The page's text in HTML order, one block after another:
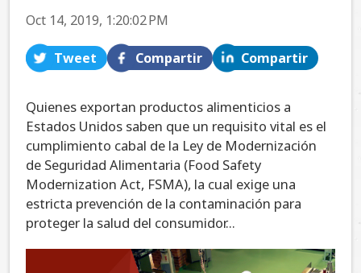
Oct 14, 2019, 1:20:02 PM
Tweet Compartir Compartir
Quienes exportan productos alimenticios a
Estados Unidos saben que un requisito vital es el
cumplimiento cabal de la Ley de Modernización
de Seguridad Alimentaria (Food Safety
Modernization Act, FSMA), la cual exige una
estricta prevención de la contaminación para
proteger la salud del consumidor...